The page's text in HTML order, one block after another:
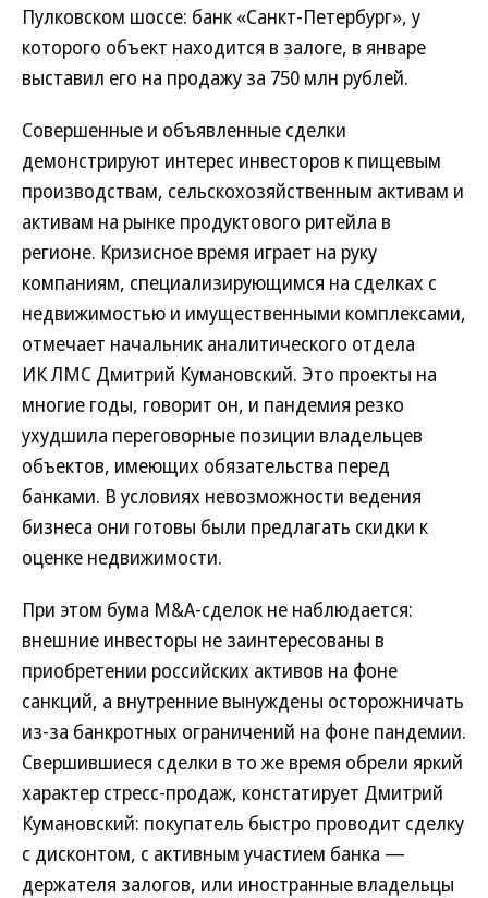
Пулковском шоссе: банк «Санкт-Петербург», у
которого объект находится в залоге, в январе
выставил его на продажу за 750 млн рублей.
Совершенные и объявленные сделки
демонстрируют интерес инвесторов к пищевым
производствам, сельскохозяйственным активам и
активам на рынке продуктового ритейла в
регионе. Кризисное время играет на руку
компаниям, специализирующимся на сделках с
недвижимостью и имущественными комплексами,
отмечает начальник аналитического отдела
ИК ЛМС Дмитрий Кумановский. Это проекты на
многие годы, говорит он, и пандемия резко
ухудшила переговорные позиции владельцев
объектов, имеющих обязательства перед
банками. В условиях невозможности ведения
бизнеса они готовы были предлагать скидки к
оценке недвижимости.
При этом бума M&A-сделок не наблюдается:
внешние инвесторы не заинтересованы в
приобретении российских активов на фоне
санкций, а внутренние вынуждены осторожничать
из-за банкротных ограничений на фоне пандемии.
Свершившиеся сделки в то же время обрели яркий
характер стресс-продаж, констатирует Дмитрий
Кумановский: покупатель быстро проводит сделку
с дисконтом, с активным участием банка —
держателя залогов, или иностранные владельцы